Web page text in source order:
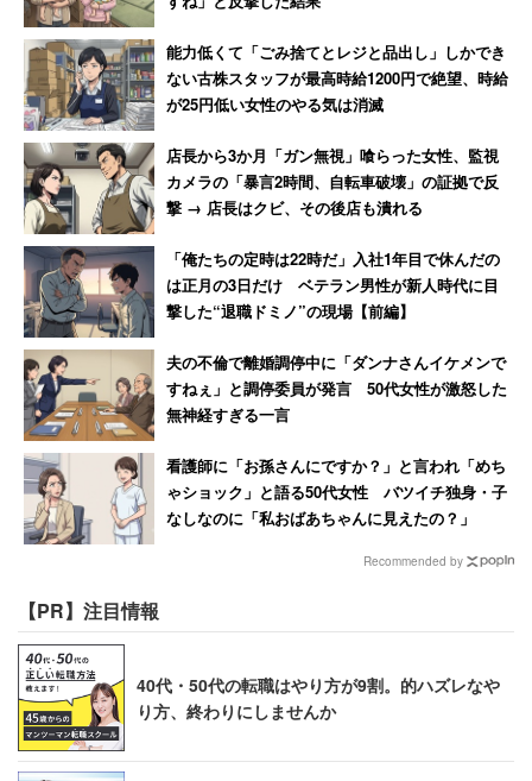
能力低くて「ごみ捨てとレジと品出し」しかでき
ない古株スタッフが最高時給1200円で絶望、時給
が25円低い女性のやる気は消滅
店長から3か月「ガン無視」喰らった女性、監視
カメラの「暴言2時間、自転車破壊」の証拠で反
撃 → 店長はクビ、その後店も潰れる
「俺たちの定時は22時だ」入社1年目で休んだの
は正月の3日だけ ベテラン男性が新人時代に目
撃した“退職ドミノ”の現場【前編】
夫の不倫で離婚調停中に「ダンナさんイケメンで
すねぇ」と調停委員が発言 50代女性が激怒した
無神経すぎる一言
看護師に「お孫さんにですか？」と言われ「めち
ゃショック」と語る50代女性 バツイチ独身・子
なしなのに「私おばあちゃんに見えたの？」
Recommended by
【PR】注目情報
40代・50代の転職はやり方が9割。的ハズレなや
り方、終わりにしませんか